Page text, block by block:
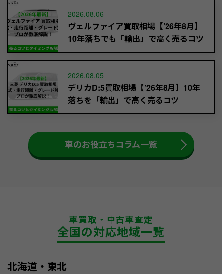
2026.08.06
ヴェルファイア買取相場【’26年8月】
10年落ちでも「輸出」で高く売るコツ
2026.08.05
デリカD:5買取相場【’26年8月】10年
落ちを「輸出」で高く売るコツ
車のお役立ちコラム一覧
車買取・中古車査定
全国の対応地域一覧
北海道・東北